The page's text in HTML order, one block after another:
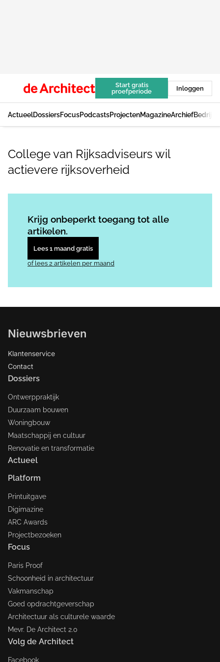
Start gratis
proefperiode
Inloggen
ActueelDossiersFocusPodcastsProjectenMagazineArchief
College van Rijksadviseurs wil
actievere rijksoverheid
Krijg onbeperkt toegang tot alle
artikelen.
Lees 1 maand gratis
of lees 2 artikelen per maand
Nieuwsbrieven
Klantenservice
Contact
Dossiers
Ontwerppraktijk
Duurzaam bouwen
Woningbouw
Maatschappij en cultuur
Renovatie en transformatie
Actueel
Platform
Printuitgave
Digimazine
ARC Awards
Projectbezoeken
Focus
Paris Proof
Schoonheid in architectuur
Vakmanschap
Goed opdrachtgeverschap
Architectuur als culturele waarde
Mevr. De Architect 2.0
Volg de Architect
Facebook